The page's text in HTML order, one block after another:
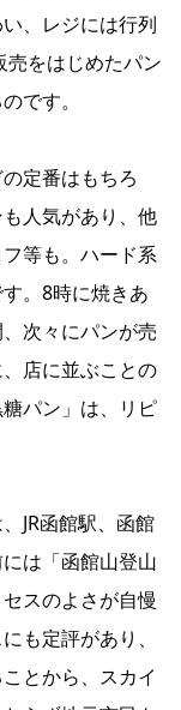
、レジには行列
をはじめたパン
です。
定番はもちろ
人気があり、他
等も。ハード系
。8時に焼きあ
次々にパンが売
店に並ぶことの
パン」は、リピ
JR函館駅、函館
は「函館山登山
スのよさが自慢
も定評があり、
とから、スカイ